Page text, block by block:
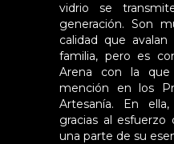
vidrio se
generación. Son
calidad que
familia, pero es
Arena con la que
mención en los
Artesanía. En
gracias al esfuerzo
una parte de su